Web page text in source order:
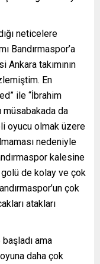
neticelere
Bandırmaspor’a
takımının
En
ile “İbrahim
müsabakada da
oyucu olmak üzere
nedeniyle
kalesine
de kolay ve çok
çok
atakları
ama
daha çok